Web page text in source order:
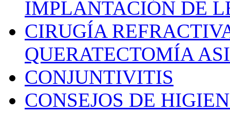
IMPLANTACIÓN DE
CIRUGÍA
QUERATECTOMÍA
CONJUNTIVITIS
CONSEJOS DE